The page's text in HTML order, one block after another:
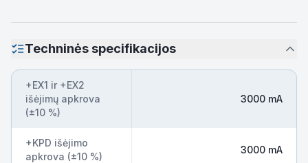
Techninės specifikacijos
+EX1 ir +EX2
išėjimų apkrova
(±10 %)
3000 mA
+KPD išėjimo
apkrova (±10 %)
3000 mA